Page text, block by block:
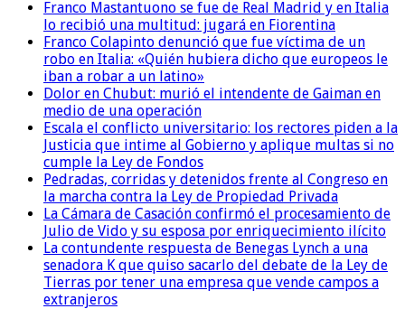
Franco Mastantuono se fue de Real Madrid y en Italia
lo recibió una multitud: jugará en Fiorentina
Franco Colapinto denunció que fue víctima de un
robo en Italia: «Quién hubiera dicho que europeos le
iban a robar a un latino»
Dolor en Chubut: murió el intendente de Gaiman en
medio de una operación
Escala el conflicto universitario: los rectores piden a la
Justicia que intime al Gobierno y aplique multas si no
cumple la Ley de Fondos
Pedradas, corridas y detenidos frente al Congreso en
la marcha contra la Ley de Propiedad Privada
La Cámara de Casación confirmó el procesamiento de
Julio de Vido y su esposa por enriquecimiento ilícito
La contundente respuesta de Benegas Lynch a una
senadora K que quiso sacarlo del debate de la Ley de
Tierras por tener una empresa que vende campos a
extranjeros